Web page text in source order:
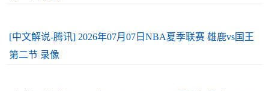
[中文解说-腾讯] 2026年07月07日NBA夏季联赛 雄鹿vs国王
第二节 录像